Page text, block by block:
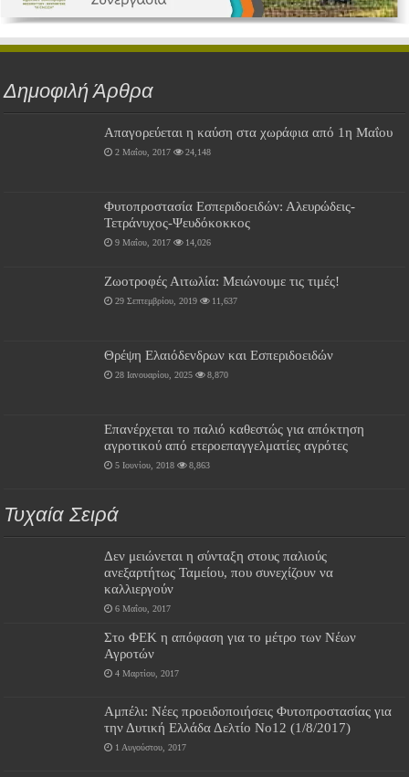
Δημοφιλή Άρθρα
Απαγορεύεται η καύση στα χωράφια από 1η Μαΐου
2 Μαΐου, 2017 24,148
Φυτοπροστασία Εσπεριδοειδών: Αλευρώδεις-
Τετράνυχος-Ψευδόκοκκος
9 Μαΐου, 2017 14,026
Ζωοτροφές Αιτωλία: Μειώνουμε τις τιμές!
29 Σεπτεμβρίου, 2019 11,637
Θρέψη Ελαιόδενδρων και Εσπεριδοειδών
28 Ιανουαρίου, 2025 8,870
Επανέρχεται το παλιό καθεστώς για απόκτηση
αγροτικού από ετεροεπαγγελματίες αγρότες
5 Ιουνίου, 2018 8,863
Τυχαία Σειρά
Δεν μειώνεται η σύνταξη στους παλιούς
ανεξαρτήτως Ταμείου, που συνεχίζουν να
καλλιεργούν
6 Μαΐου, 2017
Στο ΦΕΚ η απόφαση για το μέτρο των Νέων
Αγροτών
4 Μαρτίου, 2017
Αμπέλι: Νέες προειδοποιήσεις Φυτοπροστασίας για
την Δυτική Ελλάδα Δελτίο Νο12 (1/8/2017)
1 Αυγούστου, 2017